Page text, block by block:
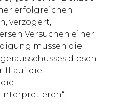
erfolgreichen
verzögert,
Versuchen einer
müssen die
diesen
auf die